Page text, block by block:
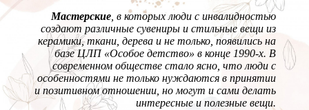
Мастерские , в которых люди с инвалидностью
создают различные сувениры и стильные вещи из
керамики, ткани, дерева и не только, появились на
базе ЦЛП «Особое детство» в конце 1990-х. В
современном обществе стало ясно, что люди с
особенностями не только нуждаются в принятии
и позитивном отношении, но могут и сами делать
интересные и полезные вещи.